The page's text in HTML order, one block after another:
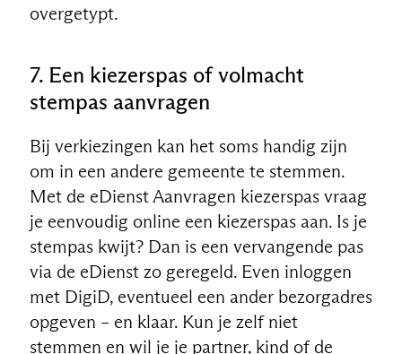
overgetypt.
7. Een kiezerspas of volmacht
stempas aanvragen
Bij verkiezingen kan het soms handig zijn
om in een andere gemeente te stemmen.
Met de eDienst Aanvragen kiezerspas vraag
je eenvoudig online een kiezerspas aan. Is je
stempas kwijt? Dan is een vervangende pas
via de eDienst zo geregeld. Even inloggen
met DigiD, eventueel een ander bezorgadres
opgeven – en klaar. Kun je zelf niet
stemmen en wil je je partner, kind of de